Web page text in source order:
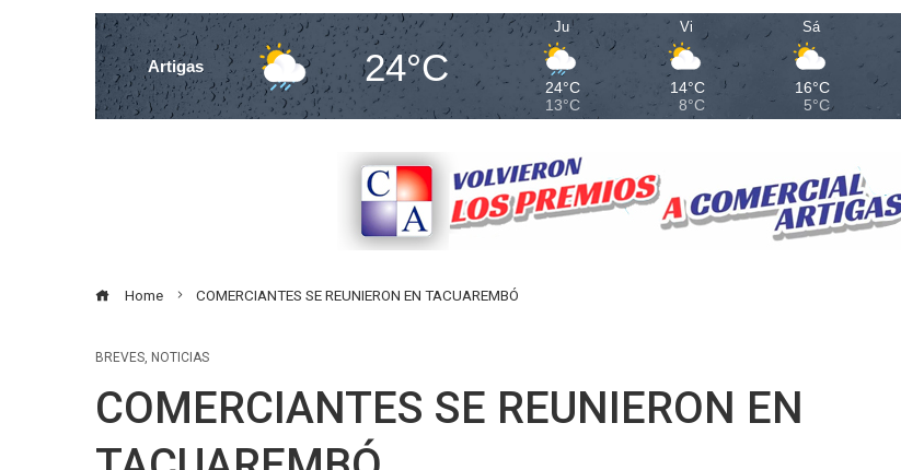
Artigas 24°C
Ju
24°C
13°C
Vi
14°C
8°C
Sá
16°C
5°C
Home COMERCIANTES SE REUNIERON EN TACUAREMBÓ
BREVES, NOTICIAS
COMERCIANTES SE REUNIERON EN